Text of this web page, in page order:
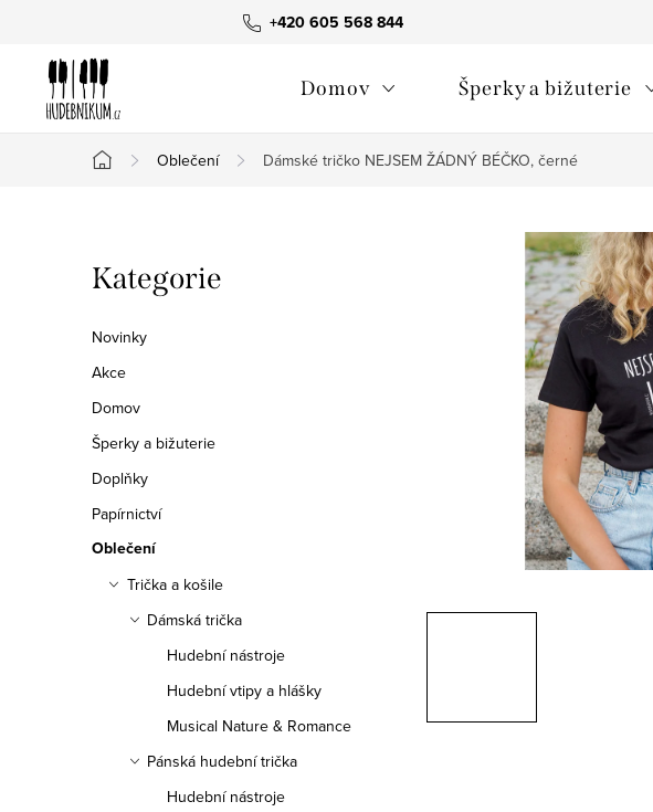
+420 605 568 844
Domov Šperky a bižuterie
Domů
Oblečení Dámské tričko NEJSEM ŽÁDNÝ BÉČKO, černé
o
s
t
r
a
n
n
Přeskočit
kategorie
Kategorie
Novinky
Akce
Domov
Šperky a bižuterie
Doplňky
Papírnictví
Oblečení
Trička a košile
Dámská trička
Hudební nástroje
Hudební vtipy a hlášky
Musical Nature & Romance
Pánská hudební trička
Hudební nástroje